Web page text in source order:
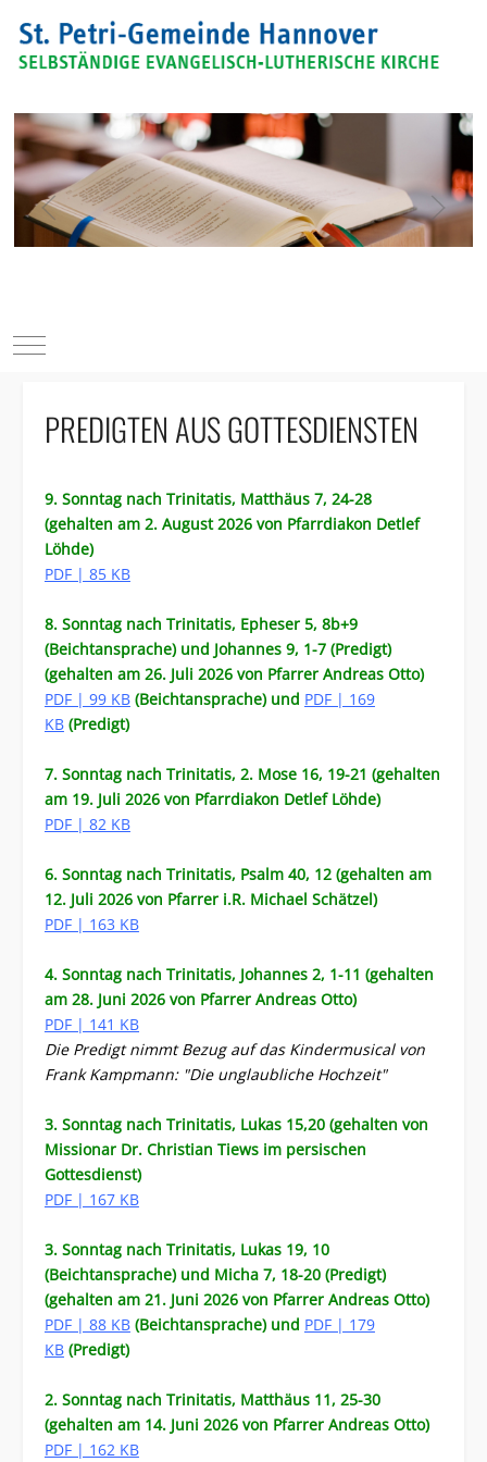
Mobile Menu Toggle
PREDIGTEN AUS GOTTESDIENSTEN
9. Sonntag nach Trinitatis, Matthäus 7, 24-28
(gehalten am 2. August 2026 von Pfarrdiakon Detlef
Löhde)
PDF | 85 KB
8. Sonntag nach Trinitatis, Epheser 5, 8b+9
(Beichtansprache) und Johannes 9, 1-7 (Predigt)
(gehalten am 26. Juli 2026 von Pfarrer Andreas Otto)
PDF | 99 KB (Beichtansprache) und PDF | 169
KB (Predigt)
7. Sonntag nach Trinitatis, 2. Mose 16, 19-21 (gehalten
am 19. Juli 2026 von Pfarrdiakon Detlef Löhde)
PDF | 82 KB
6. Sonntag nach Trinitatis, Psalm 40, 12 (gehalten am
12. Juli 2026 von Pfarrer i.R. Michael Schätzel)
PDF | 163 KB
4. Sonntag nach Trinitatis, Johannes 2, 1-11 (gehalten
am 28. Juni 2026 von Pfarrer Andreas Otto)
PDF | 141 KB
Die Predigt nimmt Bezug auf das Kindermusical von
Frank Kampmann: "Die unglaubliche Hochzeit"
3. Sonntag nach Trinitatis, Lukas 15,20 (gehalten von
Missionar Dr. Christian Tiews im persischen
Gottesdienst)
PDF | 167 KB
3. Sonntag nach Trinitatis, Lukas 19, 10
(Beichtansprache) und Micha 7, 18-20 (Predigt)
(gehalten am 21. Juni 2026 von Pfarrer Andreas Otto)
PDF | 88 KB(Beichtansprache) und PDF | 179
KB(Predigt)
2. Sonntag nach Trinitatis, Matthäus 11, 25-30
(gehalten am 14. Juni 2026 von Pfarrer Andreas Otto)
PDF | 162 KB